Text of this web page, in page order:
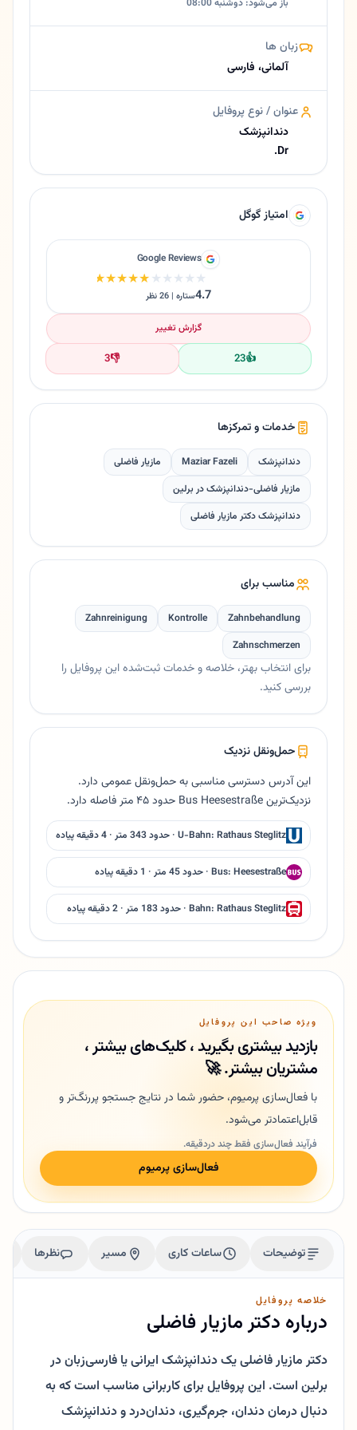
زبان ها
آلمانی، فارسی
عنوان / نوع پروفایل
دندانپزشک
Dr.
امتیاز گوگل
Google Reviews
★★★★★
★★★★★
4.7ستاره | 26 نظر
گزارش تغییر
👍
23
👎
3
خدمات و تمرکزها
دندانپزشک Maziar Fazeli
مازیار فاضلی
مازیار فاضلی-دندانپزشک در برلین
دندانپزشک دکتر مازیار فاضلی
مناسب برای
Zahnbehandlung
Kontrolle
Zahnreinigung
Zahnschmerzen
برای انتخاب بهتر، خلاصه و خدمات ثبت‌شده این پروفایل را
بررسی کنید.
حمل‌ونقل نزدیک
این آدرس دسترسی مناسبی به حمل‌ونقل عمومی دارد.
نزدیک‌ترین Bus Heesestraße حدود ۴۵ متر فاصله دارد.
U-Bahn: Rathaus Steglitz · حدود 343 متر · 4 دقیقه پیاده
Bus: Heesestraße · حدود 45 متر · 1 دقیقه پیاده
Bahn: Rathaus Steglitz · حدود 183 متر · 2 دقیقه پیاده
ویژه صاحب این پروفایل
بازدید بیشتری بگیرید ، کلیک‌های بیشتر ،
مشتریان بیشتر. 🚀
با فعال‌سازی پرمیوم، حضور شما در نتایج جستجو پررنگ‌تر و
قابل‌اعتمادتر می‌شود.
فرآیند فعال‌سازی فقط چند دردقیقه.
فعال‌سازی پرمیوم
توضیحات ساعات کاری مسیر نظرها
خلاصه پروفایل
درباره دکتر مازیار فاضلی
دکتر مازیار فاضلی یک دندانپزشک ایرانی یا فارسی‌زبان در
برلین است. این پروفایل برای کاربرانی مناسب است که به
دنبال درمان دندان، جرم‌گیری، دندان‌درد و دندانپزشک